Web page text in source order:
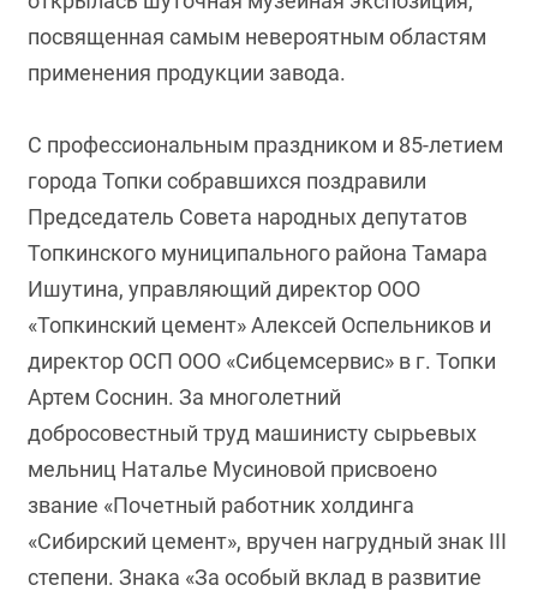
посвященная самым невероятным областям
применения продукции завода.
С профессиональным праздником и 85-летием
города Топки собравшихся поздравили
Председатель Совета народных депутатов
Топкинского муниципального района Тамара
Ишутина, управляющий директор ООО
«Топкинский цемент» Алексей Оспельников и
директор ОСП ООО «Сибцемсервис» в г. Топки
Артем Соснин. За многолетний
добросовестный труд машинисту сырьевых
мельниц Наталье Мусиновой присвоено
звание «Почетный работник холдинга
«Сибирский цемент», вручен нагрудный знак III
степени. Знака «За особый вклад в развитие